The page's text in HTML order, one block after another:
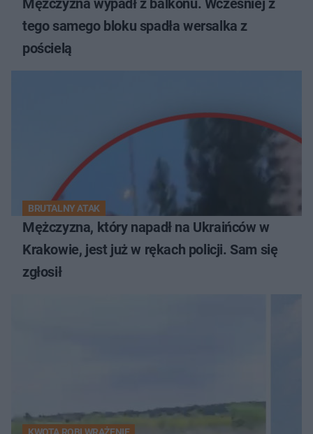
Mężczyzna wypadł z balkonu. Wcześniej z
tego samego bloku spadła wersalka z
pościelą
BRUTALNY ATAK
Mężczyzna, który napadł na Ukraińców w
Krakowie, jest już w rękach policji. Sam się
zgłosił